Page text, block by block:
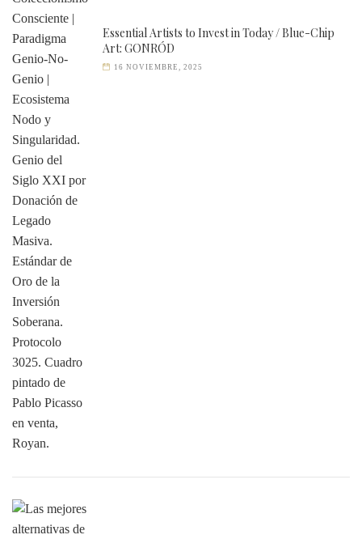
Essential Artists to Invest in Today / Blue-Chip
Art: GONRÓD
16 NOVIEMBRE, 2025